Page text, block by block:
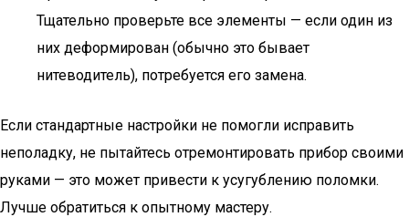
Тщательно проверьте все элементы — если один из
них деформирован (обычно это бывает
нитеводитель), потребуется его замена.
Если стандартные настройки не помогли исправить
неполадку, не пытайтесь отремонтировать прибор своими
руками — это может привести к усугублению поломки.
Лучше обратиться к опытному мастеру.